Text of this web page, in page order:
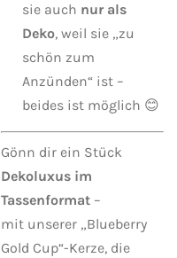
sie auch nur als
Deko, weil sie „zu
schön zum
Anzünden“ ist –
beides ist möglich 😊
Gönn dir ein Stück
Dekoluxus im
Tassenformat –
mit unserer „Blueberry
Gold Cup“-Kerze, die